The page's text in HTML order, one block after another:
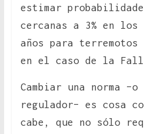
estimar
cercanas a 3% en los
años para terremotos
en el caso de la Falla
Cambiar una norma –o
regulador– es cosa
cabe, que no sólo